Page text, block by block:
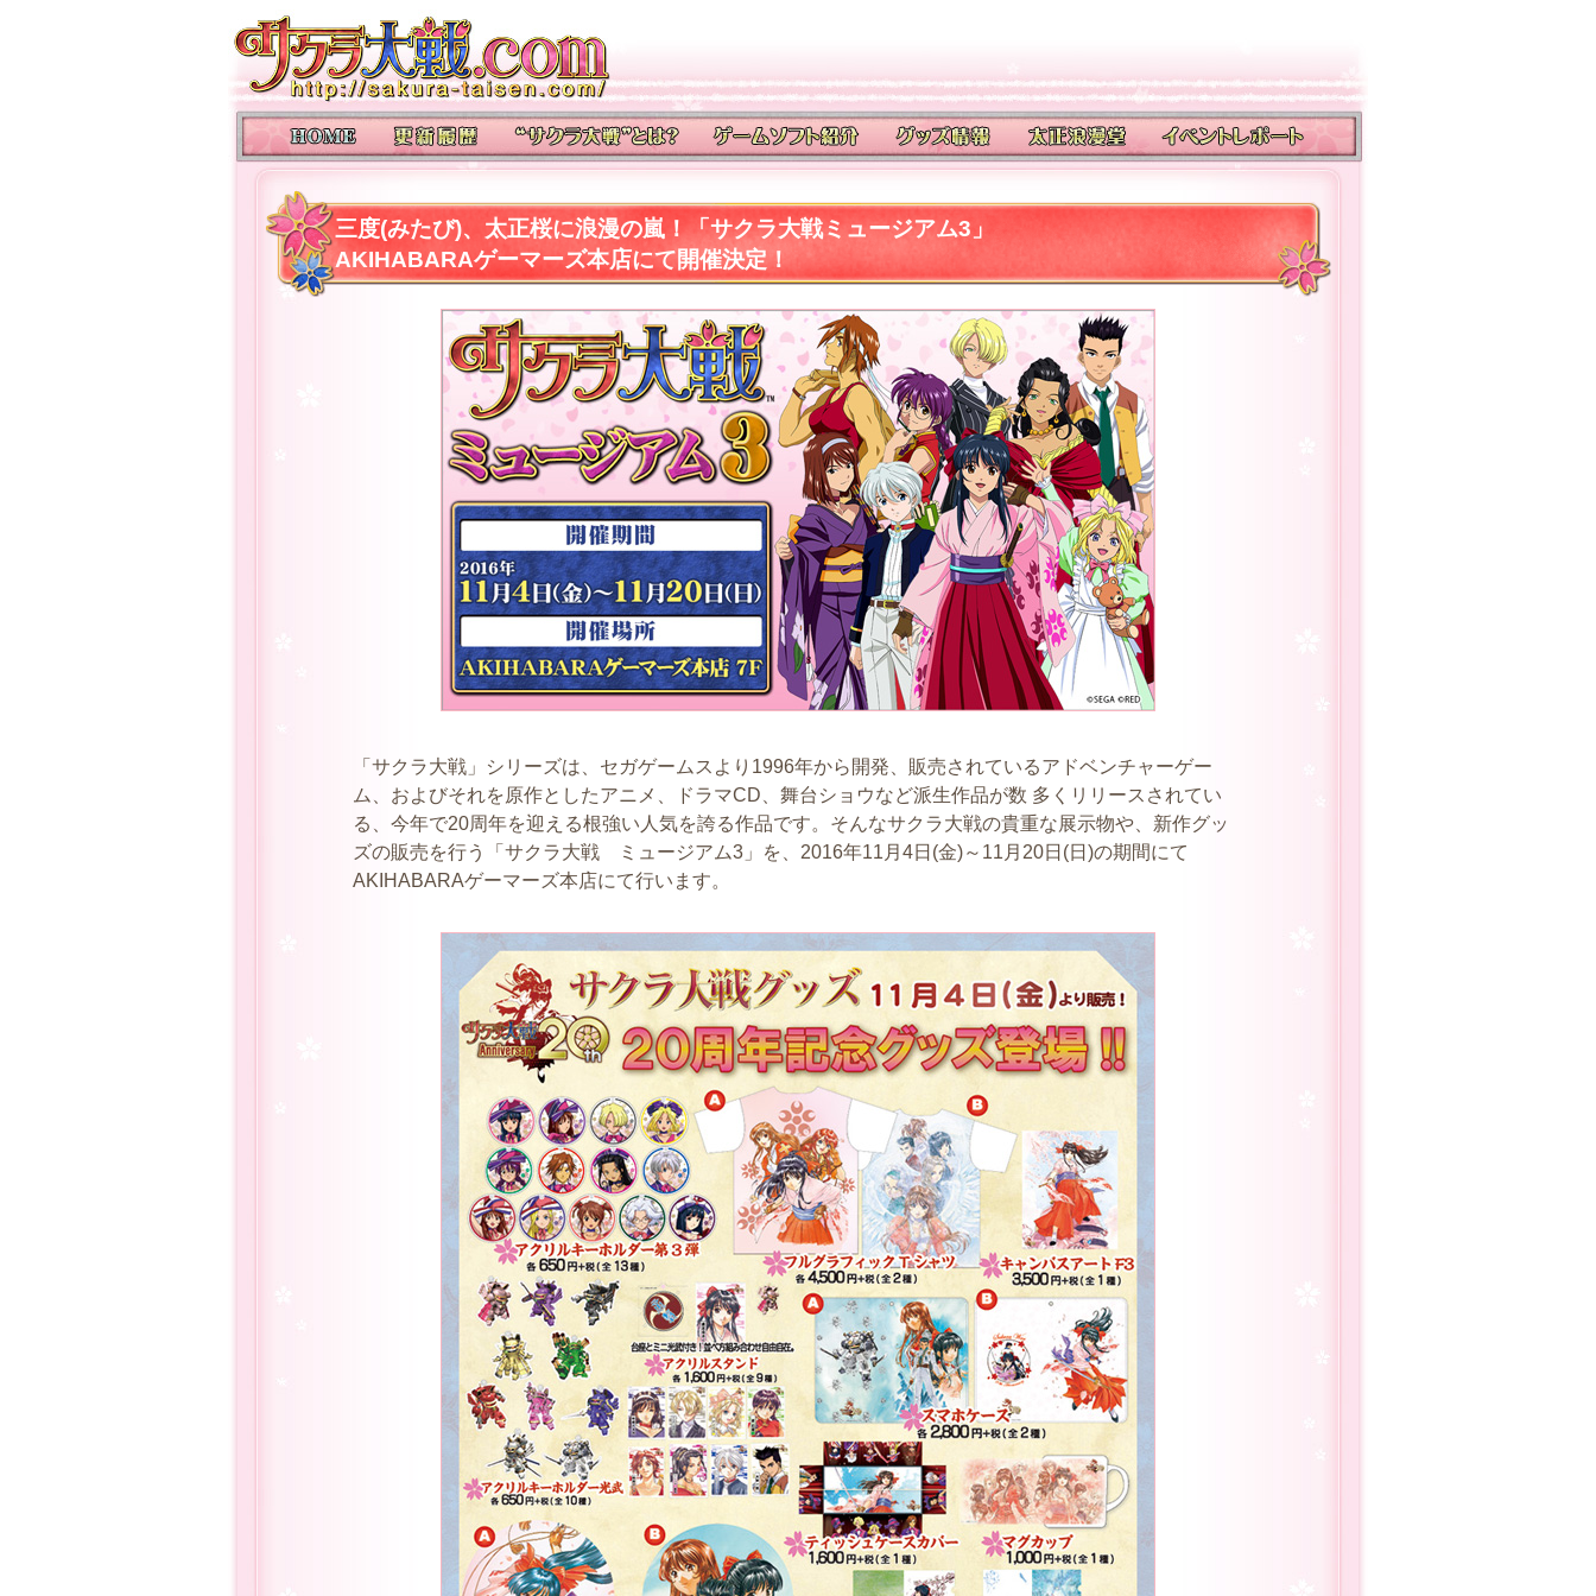
三度(みたび)、太正桜に浪漫の嵐！「サクラ大戦ミュージアム3」
AKIHABARAゲーマーズ本店にて開催決定！
「サクラ大戦」シリーズは、セガゲームスより1996年から開発、販売されているアドベンチャーゲー
ム、およびそれを原作としたアニメ、ドラマCD、舞台ショウなど派生作品が数 多くリリースされてい
る、今年で20周年を迎える根強い人気を誇る作品です。そんなサクラ大戦の貴重な展示物や、新作グッ
ズの販売を行う「サクラ大戦 ミュージアム3」を、2016年11月4日(金)～11月20日(日)の期間にて
AKIHABARAゲーマーズ本店にて行います。